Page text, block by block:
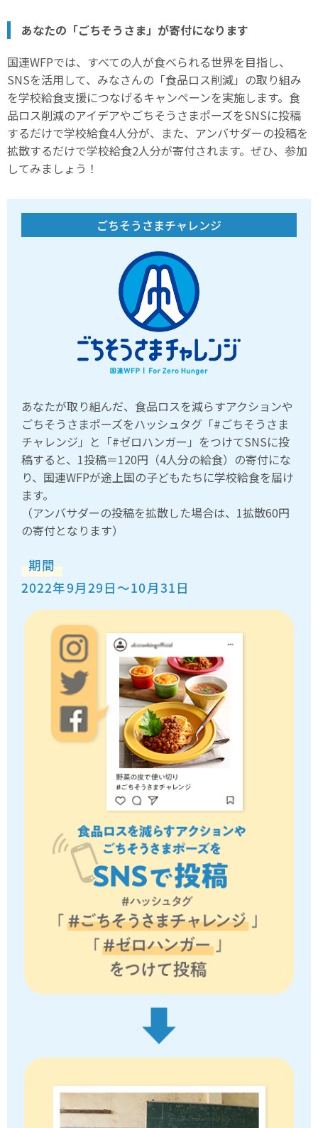
あなたの「ごちそうさま」が寄付になります
国連WFPでは、すべての人が食べられる世界を目指し、
SNSを活用して、みなさんの「食品ロス削減」の取り組み
を学校給食支援につなげるキャンペーンを実施します。食
品ロス削減のアイデアやごちそうさまポーズをSNSに投稿
するだけで学校給食4人分が、また、アンバサダーの投稿を
拡散するだけで学校給食2人分が寄付されます。ぜひ、参加
してみましょう！
ごちそうさまチャレンジ
あなたが取り組んだ、食品ロスを減らすアクションや
ごちそうさまポーズをハッシュタグ「#ごちそうさま
チャレンジ」と「#ゼロハンガー」をつけてSNSに投
稿すると、1投稿＝120円（4人分の給食）の寄付にな
り、国連WFPが途上国の子どもたちに学校給食を届け
ます。
（アンバサダーの投稿を拡散した場合は、1拡散60円
の寄付となります）
期間
2022年9月29日～10月31日